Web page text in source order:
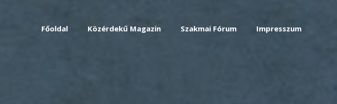
Főoldal Közérdekű Magazin Szakmai Fórum Impresszum